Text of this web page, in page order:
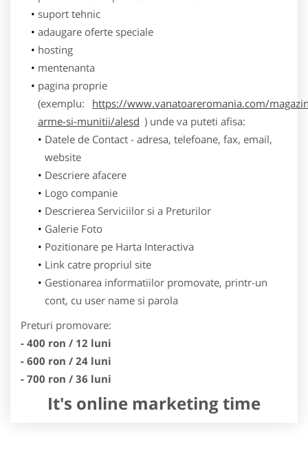
suport tehnic
adaugare oferte speciale
hosting
mentenanta
pagina proprie
(exemplu:
https://www.vanatoareromania.com/
arme-si-munitii/alesd ) unde va puteti afisa:
Datele de Contact - adresa, telefoane, fax, email,
website
Descriere afacere
Logo companie
Descrierea Serviciilor si a Preturilor
Galerie Foto
Pozitionare pe Harta Interactiva
Link catre propriul site
Gestionarea informatiilor promovate, printr-un
cont, cu user name si parola
Preturi promovare:
- 400 ron / 12 luni
- 600 ron / 24 luni
- 700 ron / 36 luni
It's online marketing time